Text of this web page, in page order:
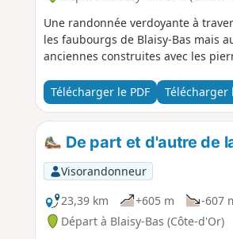
Une randonnée verdoyante à
les faubourgs de Blaisy-Bas mais
anciennes construites avec les
Télécharger le PDF Télécharger
De part et d'autre de
Visorandonneur
23,39 km
+605 m -607
Départ à Blaisy-Bas (Côte-d'Or)